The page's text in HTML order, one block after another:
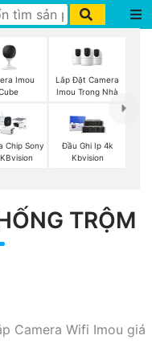
Imou
Lắp Đặt Camera
Imou Trong Nhà
Chip Sony
Đầu Ghi Ip 4k
Kbvision
TRỘM
Camera Wifi Imou giá